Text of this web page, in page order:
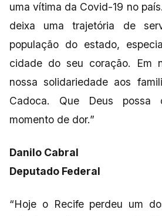
uma vítima da Covid-19 no
deixa uma trajetória de
população do estado,
cidade do seu coração. Em
nossa solidariedade aos
Cadoca. Que Deus possa
momento de dor.”
Danilo Cabral
Deputado Federal
“Hoje o Recife perdeu um